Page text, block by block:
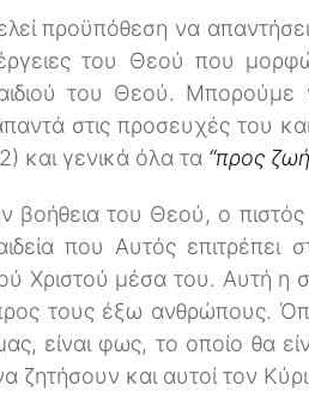
προϋπόθεση να
του Θεού που
του Θεού.
στις προσευχές του
και γενικά όλα τα “προς
βοήθεια του Θεού, ο
που Αυτός
Χριστού μέσα του. Αυτή η
τους έξω ανθρώπους.
είναι φως, το οποίο θα
να ζητήσουν και αυτοί τον